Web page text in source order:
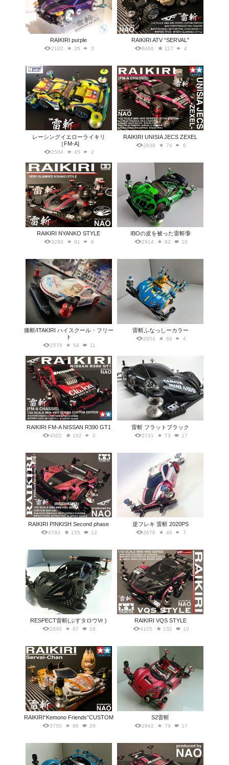
RAIKIRI purple
2182 35 3
RAIKIRI ATV “SERVAL"
8466 117 4
レーシングイエローライキリ
［FM-A]
2504 45 2
RAIKIRI UNISIA JECS ZEXEL
2838 74 6
RAIKIRI NYANKO STYLE
3290 91 6
IBOの皮を被った雷斬🔞
2914 82 10
痛斬/ITAKIRI ハイスクール・フリー
ト
2575 54 11
雷斬ふなっしーカラー
2854 69 4
RAIKIRI FM-A NISSAN R390 GT1
4002 162 0
雷斬 フラットブラック
2731 73 17
RAIKIRI PINKISH Second phase
4793 155 12
逆フレキ 雷斬 2020PS
2676 40 7
RESPECT雷斬(ぷすタロウVr )
2940 87 18
RAIKIRI VQS STYLE
4105 132 10
RAIKIRI“Kemono Friends”CUSTOM
3750 96 29
S2雷斬
2942 79 17